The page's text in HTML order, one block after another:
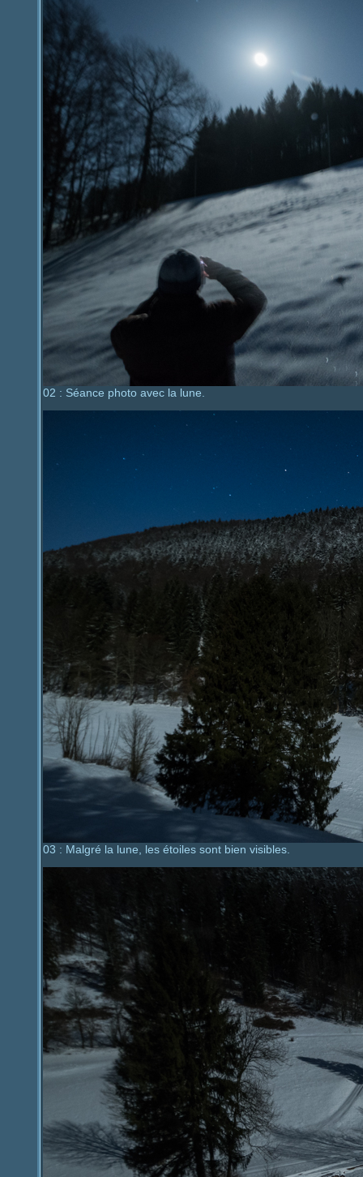
02 : Séance photo avec la lune.
03 : Malgré la lune, les étoiles sont bien visibles.